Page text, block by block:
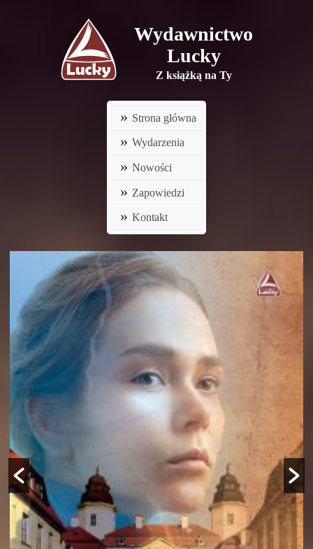
Wydawnictwo
Lucky
Z książką na Ty
Strona główna
Wydarzenia
Nowości
Zapowiedzi
Kontakt